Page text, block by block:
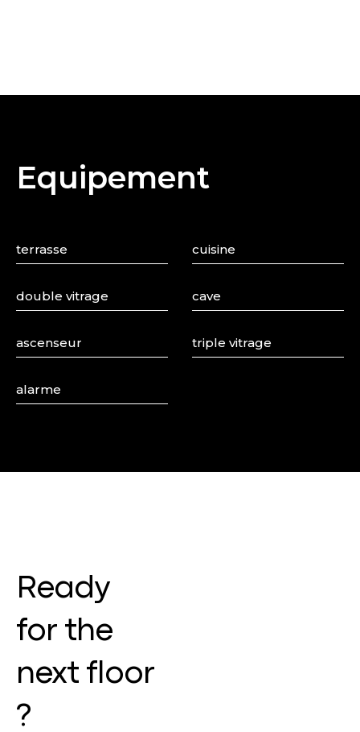
Equipement
terrasse
double vitrage
ascenseur
cuisine
cave
triple vitrage
alarme
Ready
for the
next floor
?